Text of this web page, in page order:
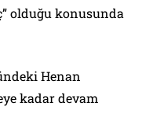
olduğu konusunda
Henan
kadar devam